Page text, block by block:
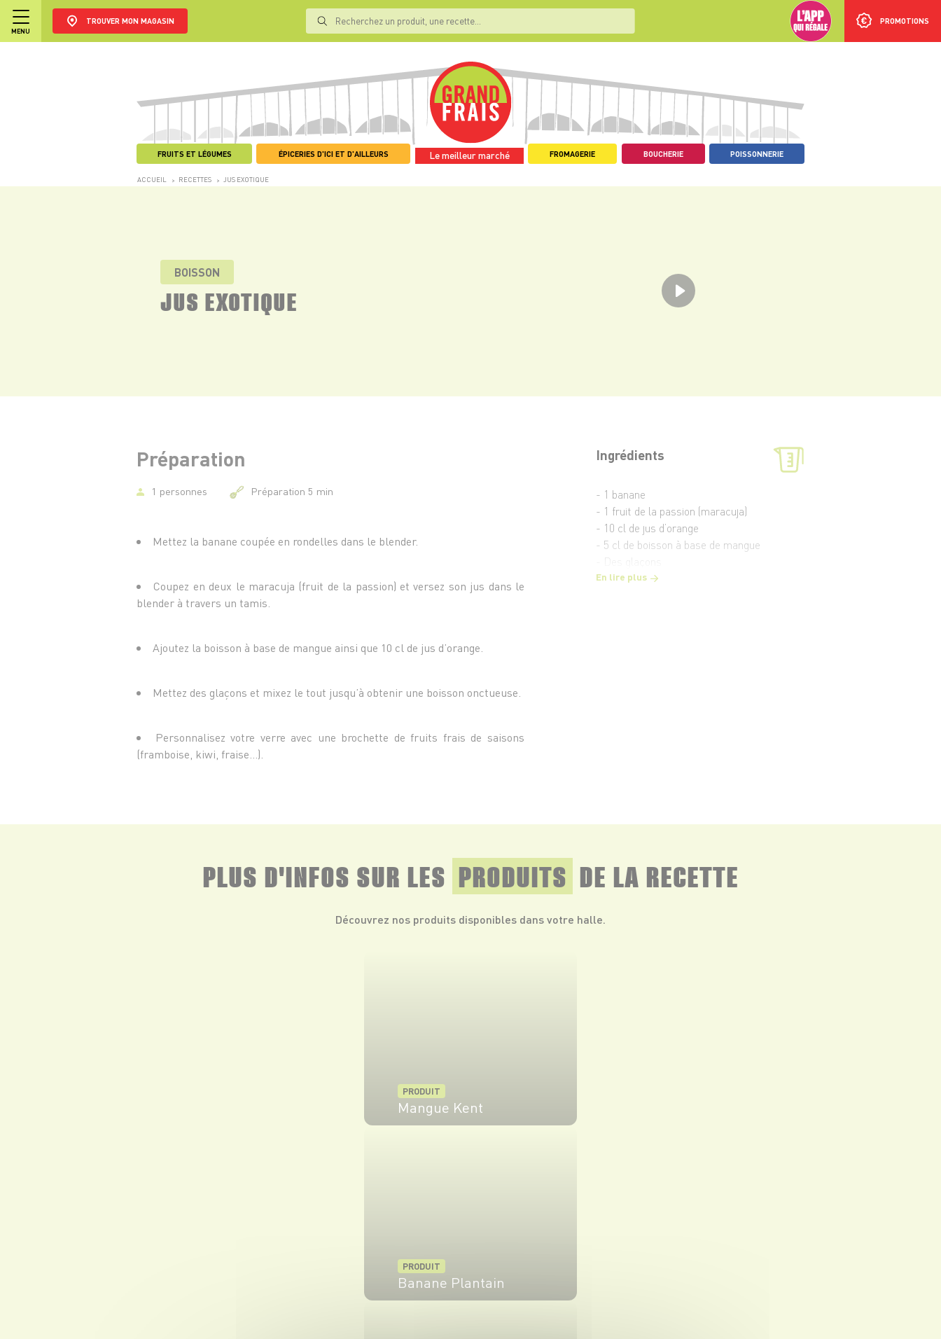
MENU
TROUVER MON MAGASIN PROMOTIONS
FRUITS ET LÉGUMES ÉPICERIES D'ICI ET D'AILLEURS Le meilleur marché FROMAGERIE BOUCHERIE POISSONNERIE
ACCUEIL > RECETTES > JUS EXOTIQUE
BOISSON
JUS EXOTIQUE
Ingrédients
- 1 banane
- 1 fruit de la passion (maracuja)
- 10 cl de jus d’orange
- 5 cl de boisson à base de mangue
En lire plus
Préparation
1 personnes Préparation 5 min
Mettez la banane coupée en rondelles dans le blender.
Coupez en deux le maracuja (fruit de la passion) et versez son jus dans le
blender à travers un tamis.
Ajoutez la boisson à base de mangue ainsi que 10 cl de jus d’orange.
Mettez des glaçons et mixez le tout jusqu’à obtenir une boisson onctueuse.
Personnalisez votre verre avec une brochette de fruits frais de saisons
(framboise, kiwi, fraise…).
PLUS D'INFOS SUR LES PRODUITS DE LA RECETTE
Découvrez nos produits disponibles dans votre halle.
PRODUIT
Mangue Kent
PRODUIT
Banane Plantain